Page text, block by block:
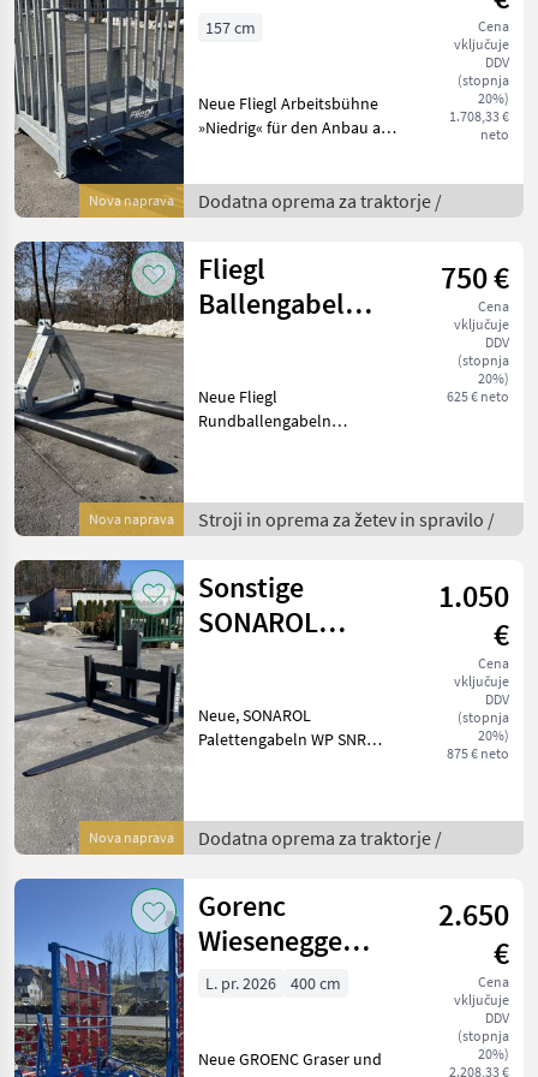
Nova naprava
verzinkt
Cena
vključuje
DDV
(stopnja
20%)
1.708,33 €
neto
157 cm
Neue Fliegl Arbeitsbühne
»Niedrig« für den Anbau an
Arbeitskörbe in verzinkter
Ausführung bieten
Dodatna oprema za traktorje /
Nova naprava
Fliegl
Ballengabel
750 €
Cena
vključuje
DDV
(stopnja
20%)
625 € neto
Neue Fliegl
Rundballengabeln
verzinkter Ausführung mit
folgender Ausstattung: »
1250
Stroji in oprema za žetev in spravilo /
Nova naprava
Sonstige
SONAROL
1.050
€
Cena
vključuje
DDV
(stopnja
20%)
875 € neto
Neue, SONAROL
Palettengabeln WP SNR
KAT II Aufnahme -
mechanische
über Schnel
Dodatna oprema za traktorje /
Gorenc
Wiesenegge
Graser & Graser
2.650
€
Cena
vključuje
DDV
(stopnja
20%)
2.208,33 €
L. pr. 2026 400 cm
Neue GROENC Graser und